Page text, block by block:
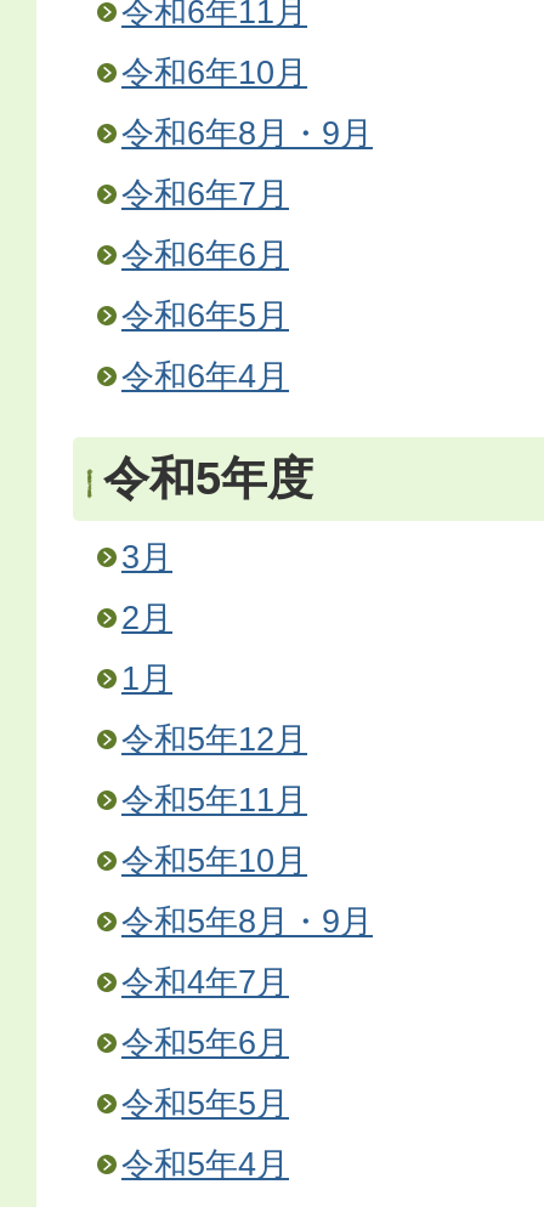
令和6年11月
令和6年10月
令和6年8月・9月
令和6年7月
令和6年6月
令和6年5月
令和6年4月
令和5年度
3月
2月
1月
令和5年12月
令和5年11月
令和5年10月
令和5年8月・9月
令和4年7月
令和5年6月
令和5年5月
令和5年4月